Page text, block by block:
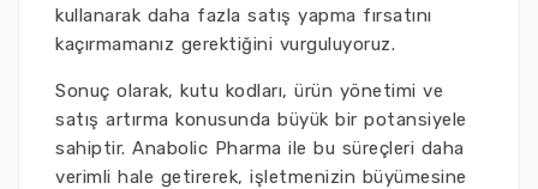
kullanarak daha fazla satış yapma fırsatını
kaçırmamanız gerektiğini vurguluyoruz.
Sonuç olarak, kutu kodları, ürün yönetimi ve
satış artırma konusunda büyük bir potansiyele
sahiptir. Anabolic Pharma ile bu süreçleri daha
verimli hale getirerek, işletmenizin büyümesine